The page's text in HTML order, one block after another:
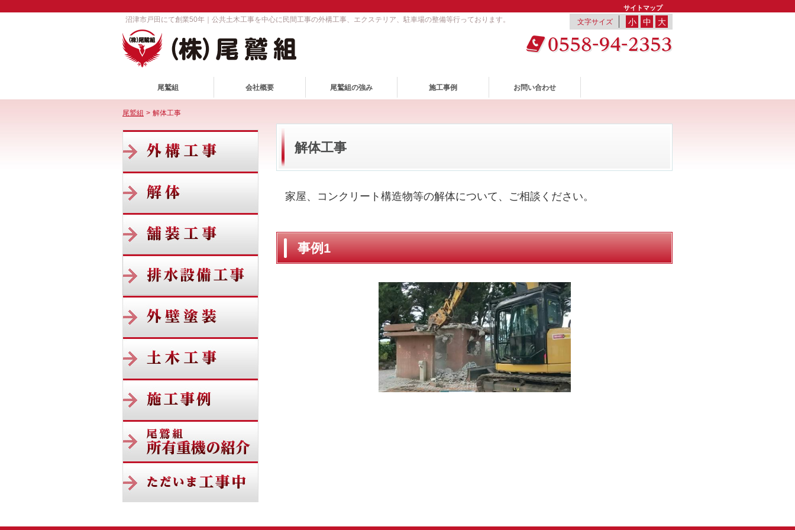
サイトマップ
沼津市戸田にて創業50年｜公共土木工事を中心に民間工事の外構工事、エクステリア、駐車場の整備等行っております。 文字サイズ 大
中
小
尾鷲組 会社概要 尾鷲組の強み 施工事例 お問い合わせ
尾鷲組 > 解体工事
解体工事
家屋、コンクリート構造物等の解体について、ご相談ください。
事例1